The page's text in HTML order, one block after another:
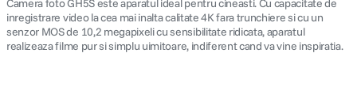
Camera foto GH5S este aparatul ideal pentru cineasti. Cu capacitate de
inregistrare video la cea mai inalta calitate 4K fara trunchiere si cu un
senzor MOS de 10,2 megapixeli cu sensibilitate ridicata, aparatul
realizeaza filme pur si simplu uimitoare, indiferent cand va vine inspiratia.